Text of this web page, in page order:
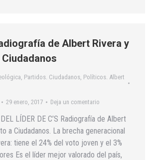
de Albert Rivera y
, Partidos. Ciudadanos, Políticos. Albert
29 enero, 2017 Deja un comentario
LÍDER DE C’S Radiografía de Albert
a Ciudadanos. La brecha generacional
tiene el 24% del voto joven y el 3%
Es el líder mejor valorado del país,